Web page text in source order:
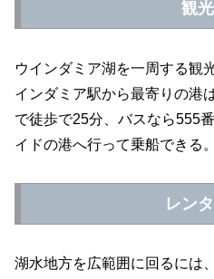
観
ウインダミア湖を一周する観
インダミア駅から最寄りの港
で徒歩で25分、バスなら555
イドの港へ行って乗船できる。
レン
湖水地方を広範囲に回るには